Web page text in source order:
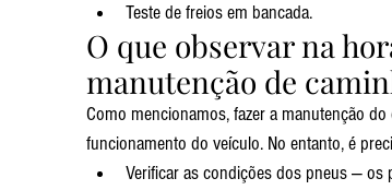
Teste de freios em bancada.
O que observar na
manutenção de
Como mencionamos, fazer a manutenção
funcionamento do veículo. No entanto, é
Verificar as condições dos pneus — os